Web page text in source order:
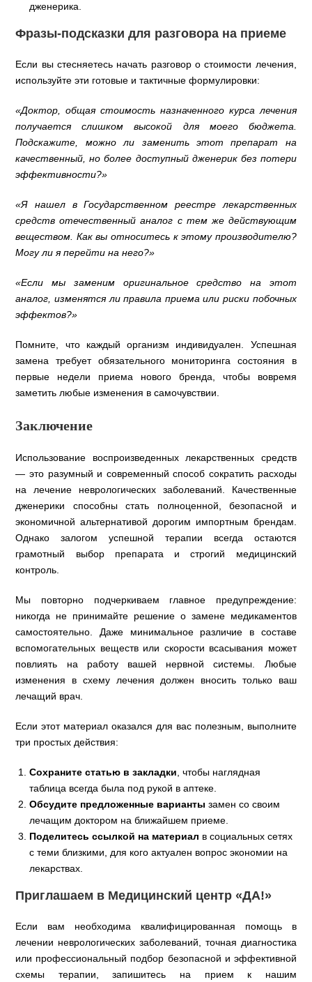
дженерика.
Фразы-подсказки для разговора на приеме
Если вы стесняетесь начать разговор о стоимости лечения,
используйте эти готовые и тактичные формулировки:
«Доктор, общая стоимость назначенного курса лечения
получается слишком высокой для моего бюджета.
Подскажите, можно ли заменить этот препарат на
качественный, но более доступный дженерик без потери
эффективности?»
«Я нашел в Государственном реестре лекарственных
средств отечественный аналог с тем же действующим
веществом. Как вы относитесь к этому производителю?
Могу ли я перейти на него?»
«Если мы заменим оригинальное средство на этот
аналог, изменятся ли правила приема или риски побочных
эффектов?»
Помните, что каждый организм индивидуален. Успешная
замена требует обязательного мониторинга состояния в
первые недели приема нового бренда, чтобы вовремя
заметить любые изменения в самочувствии.
Заключение
Использование воспроизведенных лекарственных средств
— это разумный и современный способ сократить расходы
на лечение неврологических заболеваний. Качественные
дженерики способны стать полноценной, безопасной и
экономичной альтернативой дорогим импортным брендам.
Однако залогом успешной терапии всегда остаются
грамотный выбор препарата и строгий медицинский
контроль.
Мы повторно подчеркиваем главное предупреждение:
никогда не принимайте решение о замене медикаментов
самостоятельно. Даже минимальное различие в составе
вспомогательных веществ или скорости всасывания может
повлиять на работу вашей нервной системы. Любые
изменения в схему лечения должен вносить только ваш
лечащий врач.
Если этот материал оказался для вас полезным, выполните
три простых действия:
Сохраните статью в закладки , чтобы наглядная
таблица всегда была под рукой в аптеке.
Обсудите предложенные варианты замен со своим
лечащим доктором на ближайшем приеме.
Поделитесь ссылкой на материал в социальных сетях
с теми близкими, для кого актуален вопрос экономии на
лекарствах.
Приглашаем в Медицинский центр «ДА!»
Если вам необходима квалифицированная помощь в
лечении неврологических заболеваний, точная диагностика
или профессиональный подбор безопасной и эффективной
схемы терапии, запишитесь на прием к нашим